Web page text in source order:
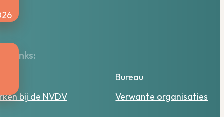
links:
Bureau
bij de NVDV
Verwante organisaties